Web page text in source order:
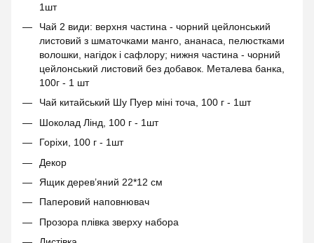
1шт
Чай 2 види: верхня частина - чорний цейлонський
листовий з шматочками манго, ананаса, пелюстками
волошки, нагідок і сафлору; нижня частина - чорний
цейлонський листовий без добавок. Металева банка,
100г - 1 шт
Чай китайський Шу Пуер міні точа, 100 г - 1шт
Шоколад Лінд, 100 г - 1шт
Горіхи, 100 г - 1шт
Декор
Ящик дерев’яний 22*12 см
Паперовий наповнювач
Прозора плівка зверху набора